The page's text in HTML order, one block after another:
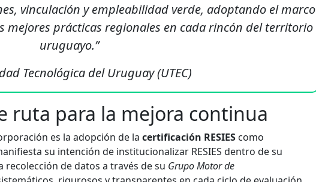
vinculación y empleabilidad verde, adoptando el marco
mejores prácticas regionales en cada rincón del territorio
uruguayo.”
Tecnológica del Uruguay (UTEC)
ruta para la mejora continua
es la adopción de la certificación RESIES como
su intención de institucionalizar RESIES dentro de su
de datos a través de su Grupo Motor de